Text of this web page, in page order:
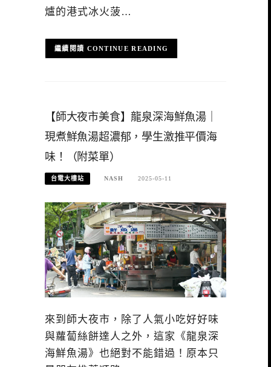
爐的港式冰火菠…
CONTINUE READING
【師大夜市美食】龍泉深海鮮魚湯｜
現煮鮮魚湯超濃郁，學生激推平價海
味！（附菜單）
台電大樓站 NASH 2025-05-11
來到師大夜市，除了人氣小吃好好味
與蘿蔔絲餅達人之外，這家《龍泉深
海鮮魚湯》也絕對不能錯過！原本只